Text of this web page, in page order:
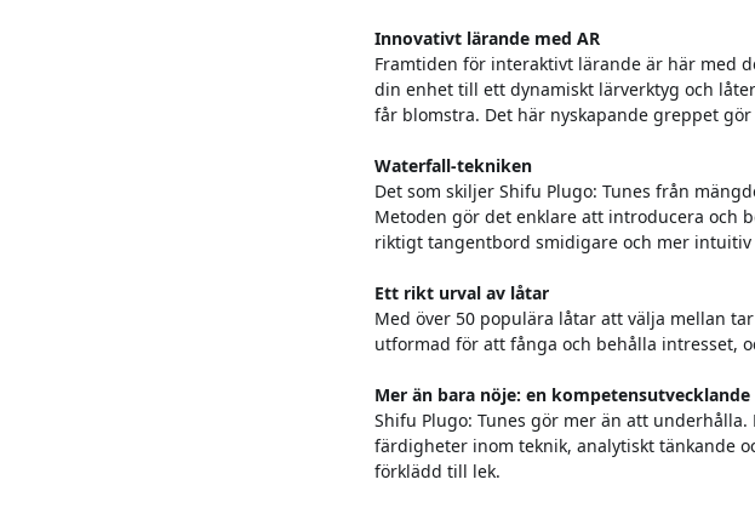
Innovativt lärande med AR
Framtiden för interaktivt lärande är här med
din enhet till ett dynamiskt lärverktyg och
får blomstra. Det här nyskapande greppet
Waterfall-tekniken
Det som skiljer Shifu Plugo: Tunes från
Metoden gör det enklare att introducera och
riktigt tangentbord smidigare och mer
Ett rikt urval av låtar
Med över 50 populära låtar att välja mellan
utformad för att fånga och behålla intresset,
Mer än bara nöje: en kompetensutvecklande
Shifu Plugo: Tunes gör mer än att
färdigheter inom teknik, analytiskt tänkande
förklädd till lek.